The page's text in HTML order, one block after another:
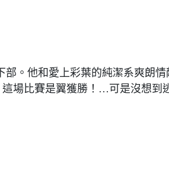
。他和愛上彩葉的純潔系爽朗
場比賽是翼獲勝！…可是沒想到